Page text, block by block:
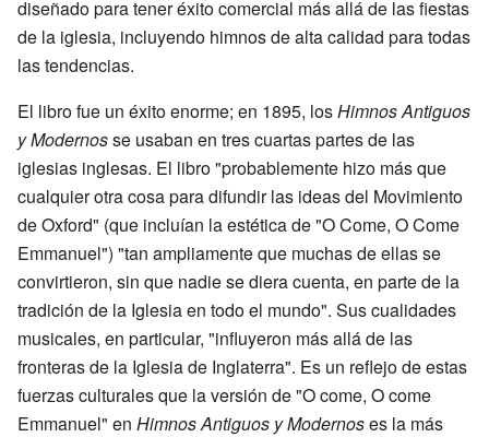
diseñado para tener éxito comercial más allá de las fiestas
de la iglesia, incluyendo himnos de alta calidad para todas
las tendencias.
El libro fue un éxito enorme; en 1895, losHimnos Antiguos
y Modernosse usaban en tres cuartas partes de las
iglesias inglesas. El libro "probablemente hizo más que
cualquier otra cosa para difundir las ideas del Movimiento
de Oxford" (que incluían la estética de "O Come, O Come
Emmanuel") "tan ampliamente que muchas de ellas se
convirtieron, sin que nadie se diera cuenta, en parte de la
tradición de la Iglesia en todo el mundo". Sus cualidades
musicales, en particular, "influyeron más allá de las
fronteras de la Iglesia de Inglaterra". Es un reflejo de estas
fuerzas culturales que la versión de "O come, O come
Emmanuel" en Himnos Antiguos y Modernoses la más